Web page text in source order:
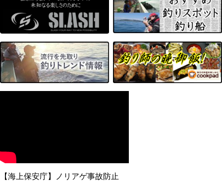
【海上保安庁】ノリアゲ事故防止